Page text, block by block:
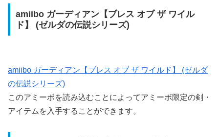
amiibo ガーディアン【ブレス オブ ザ ワイル
ド】 (ゼルダの伝説シリーズ)
amiibo ガーディアン【ブレス オブ ザ ワイルド】 (ゼルダ
の伝説シリーズ)
このアミーボを読み込むことによってアミーボ限定の剣・
アイテムを入手することができます。